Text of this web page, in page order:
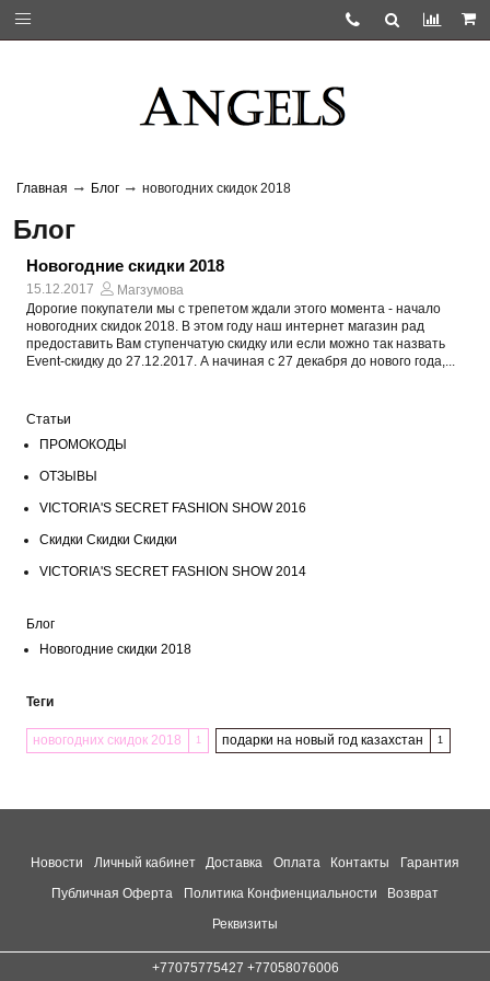
Главная Блог новогодних скидок 2018
Блог
Новогодние скидки 2018
15.12.2017
Магзумова
Дорогие покупатели мы с трепетом ждали этого момента - начало
новогодних скидок 2018. В этом году наш интернет магазин рад
предоставить Вам ступенчатую скидку или если можно так назвать
Event-скидку до 27.12.2017. А начиная с 27 декабря до нового года,...
Статьи
ПРОМОКОДЫ
ОТЗЫВЫ
VICTORIA'S SECRET FASHION SHOW 2016
Скидки Скидки Скидки
VICTORIA'S SECRET FASHION SHOW 2014
Блог
Новогодние скидки 2018
Теги
новогодних скидок 2018 1 подарки на новый год казахстан 1
Новости Личный кабинет Доставка Оплата Контакты
Гарантия
Публичная Оферта
Политика Конфиенциальности
Возврат
Реквизиты
+77075775427 +77058076006